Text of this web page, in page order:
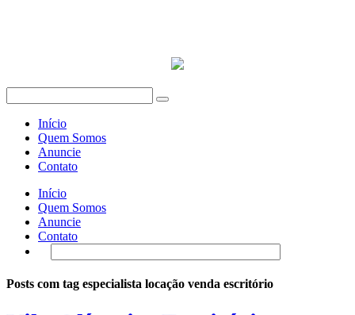
Início
Quem Somos
Anuncie
Contato
Início
Quem Somos
Anuncie
Contato
Posts com tag especialista locação venda escritório